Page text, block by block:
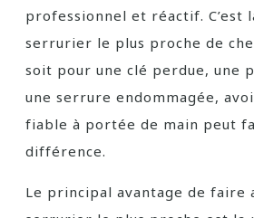
professionnel et réactif. C’est
serrurier le plus proche de
soit pour une clé perdue, une
une serrure endommagée,
fiable à portée de main peut
différence.
Le principal avantage de faire